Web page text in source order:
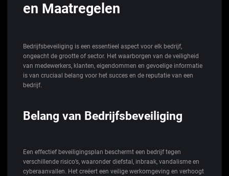
en Maatregelen
Bedrijfsbeveiliging is een essentieel aspect voor elk bedrijf,
ongeacht de grootte of sector. Het waarborgen van de veiligheid
van medewerkers, klanten, eigendommen en gevoelige informatie
is van cruciaal belang voor het succes en de reputatie van een
bedrijf.
Belang van Bedrijfsbeveiliging
Een effectief beveiligingsplan beschermt een bedrijf tegen
verschillende risico’s, waaronder diefstal, inbraak, vandalisme en
cyberaanvallen. Het creëert een veilige werkomgeving en verhoogt